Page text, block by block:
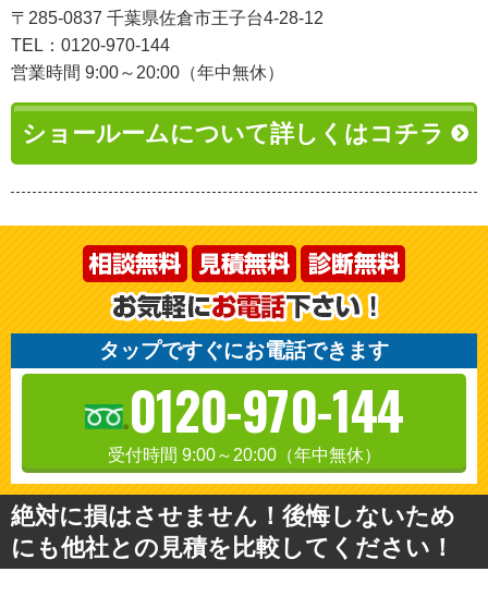
〒285-0837 千葉県佐倉市王子台4-28-12
TEL：0120-970-144
営業時間 9:00～20:00（年中無休）
ショールームについて詳しくはコチラ
タップですぐにお電話できます
0120-970-144
受付時間 9:00～20:00（年中無休）
絶対に損はさせません！後悔しないため
にも他社との見積を比較してください！